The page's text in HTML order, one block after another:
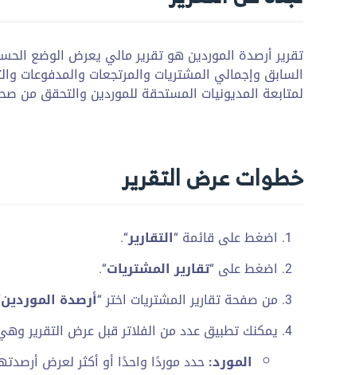
تقرير أرصدة الموردين هو تقرير مالي يعرض الوضع
السابق وإجمالي المشتريات والمرتجعات والمدفوعات
لمتابعة المديونيات المستحقة للموردين والتحقق من
خطوات عرض التقرير
اضغط على قائمة “التقارير“.
اضغط على “تقارير المشتريات“.
من صفحة تقارير المشتريات اختر “أرصدة الموردين
يمكنك تطبيق عدد من الفلاتر قبل عرض التقرير
المورد:حدد موردًا واحدًا أو أكثر لعرض